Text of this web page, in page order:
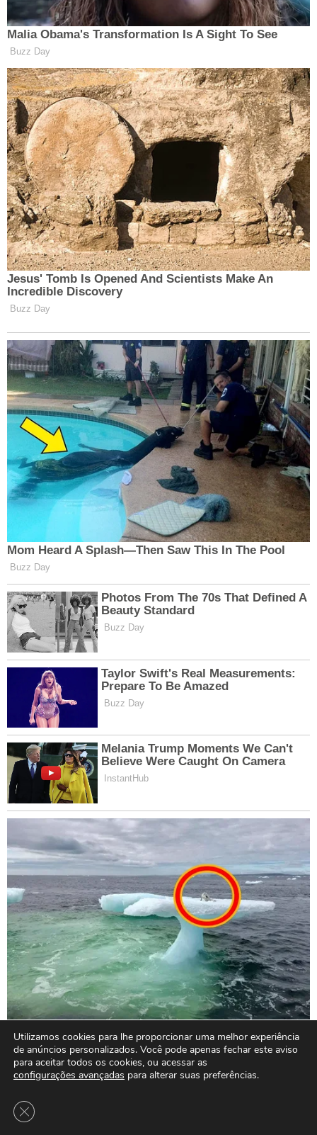
Utilizamos cookies para lhe proporcionar uma melhor experiência
de anúncios personalizados. Você pode apenas fechar este aviso
para aceitar todos os cookies, ou acessar as
configurações avançadas para alterar suas preferências.
Close GDPR Cookie Banner